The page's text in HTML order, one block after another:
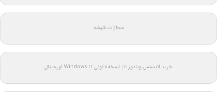
مجازات شیشه
خرید لایسنس ویندوز 11: نسخه قانونی Windows 11 اورجینال